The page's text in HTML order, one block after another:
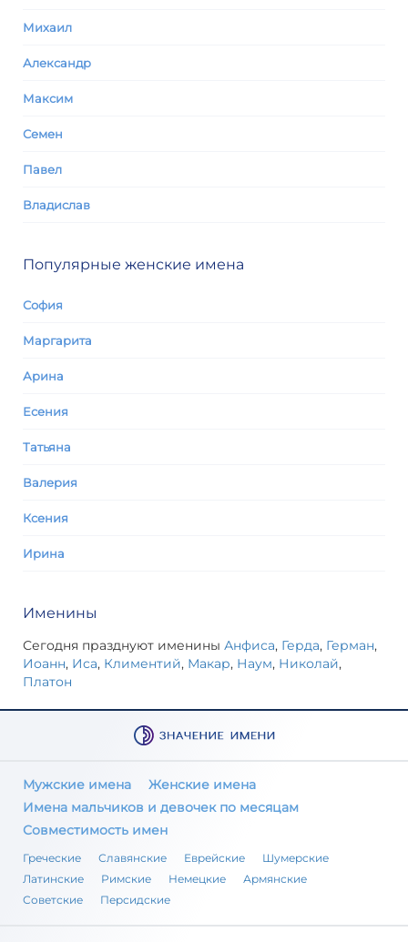
Михаил
Александр
Максим
Семен
Павел
Владислав
Популярные женские имена
София
Маргарита
Арина
Есения
Татьяна
Валерия
Ксения
Ирина
Именины
Сегодня празднуют именины Анфиса, Герда, Герман,
Иоанн, Иса, Климентий, Макар, Наум, Николай,
Платон
Мужские имена
Женские имена
Имена мальчиков и девочек по месяцам
Совместимость имен
Греческие Славянские Еврейские
Шумерские
Латинские
Римские Немецкие
Армянские
Советские
Персидские